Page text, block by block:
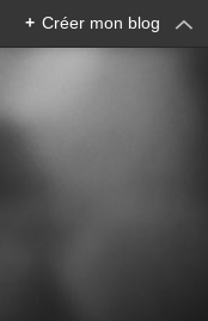
+ Créer mon blog